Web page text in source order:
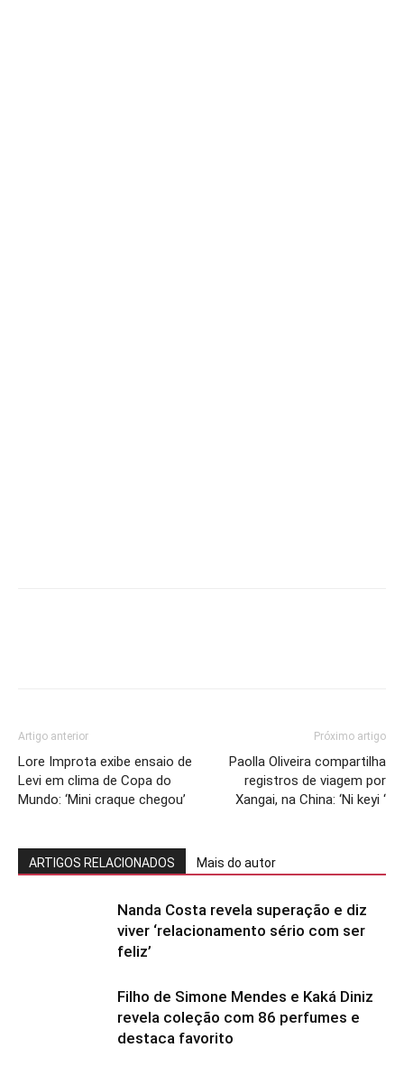
Artigo anterior
Lore Improta exibe ensaio de
Levi em clima de Copa do
Mundo: ‘Mini craque chegou’
Próximo artigo
Paolla Oliveira compartilha
registros de viagem por
Xangai, na China: ‘Ni keyi ‘
ARTIGOS RELACIONADOS Mais do autor
Nanda Costa revela superação e diz
viver ‘relacionamento sério com ser
feliz’
Filho de Simone Mendes e Kaká Diniz
revela coleção com 86 perfumes e
destaca favorito